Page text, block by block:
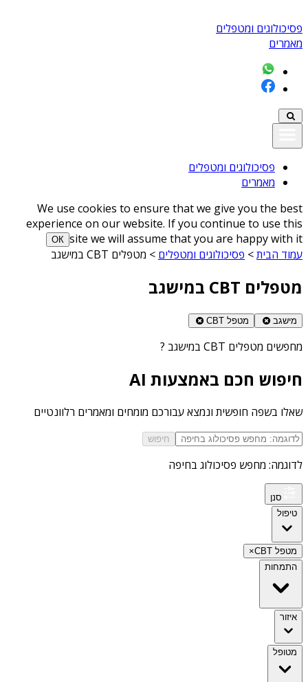
פסיכולוגים ומטפלים
מאמרים
פסיכולוגים ומטפלים
מאמרים
We use cookies to ensure that we give you the best
experience on our website. If you continue to use this
site we will assume that you are happy with it
ОК
עמוד הבית> פסיכולוגים ומטפלים > מטפלים CBT במישגב
מטפלים CBT במישגב
מישגב מטפל CBT
מחפשים מטפלים CBT במישגב ?
חיפוש חכם באמצעות AI
שאלו בשפה חופשית ונמצא עבורכם מומחים ומאמרים רלוונטיים
חיפוש
לדוגמה: מחפש פסיכולוג בחיפה
סנן
טיפול
מטפל CBT
×
התמחות
איזור
מטופל